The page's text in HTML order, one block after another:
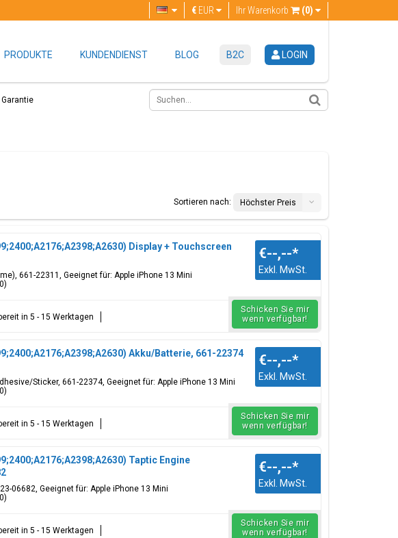
Ihr Warenkorb (0)
€ EUR
PRODUKTE KUNDENDIENST BLOG B2C LOGIN
Garantie
Sortieren nach:
Höchster Preis
Display + Touchscreen
661-22311, Geeignet für: Apple iPhone 13 Mini
€--,--*
Exkl. MwSt.
in 5 - 15 Werktagen
Schicken Sie mir
wenn verfügbar!
Akku/Batterie, 661-22374
Sticker, 661-22374, Geeignet für: Apple iPhone 13 Mini
€--,--*
Exkl. MwSt.
in 5 - 15 Werktagen
Schicken Sie mir
wenn verfügbar!
Taptic Engine
06682, Geeignet für: Apple iPhone 13 Mini
€--,--*
Exkl. MwSt.
in 5 - 15 Werktagen
Schicken Sie mir
wenn verfügbar!